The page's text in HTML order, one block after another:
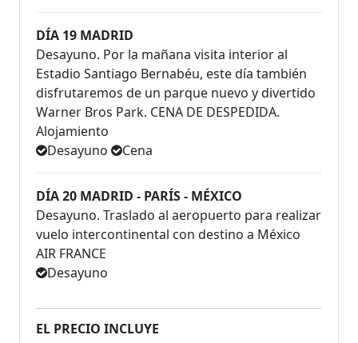
DÍA 19 MADRID
Desayuno. Por la mañana visita interior al
Estadio Santiago Bernabéu, este día también
disfrutaremos de un parque nuevo y divertido
Warner Bros Park. CENA DE DESPEDIDA.
Alojamiento
Desayuno
Cena
DÍA 20 MADRID - PARÍS - MÉXICO
Desayuno. Traslado al aeropuerto para realizar
vuelo intercontinental con destino a México
AIR FRANCE
Desayuno
EL PRECIO INCLUYE